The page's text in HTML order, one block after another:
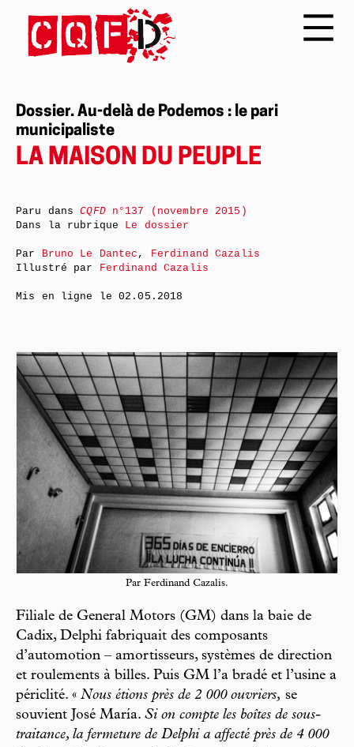
Dossier. Au-delà de Podemos : le pari
municipaliste
LA MAISON DU PEUPLE
Par Ferdinand Cazalis.
Filiale de General Motors (GM) dans la baie de
Cadix, Delphi fabriquait des composants
d’automotion – amortisseurs, systèmes de direction
et roulements à billes. Puis GM l’a bradé et l’usine a
périclité. « Nous étions près de 2 000 ouvriers, se
souvient José María. Si on compte les boîtes de sous-
traitance, la fermeture de Delphi a affecté près de 4 000
Paru dansCQFDn°137 (novembre 2015)
Dans la rubrique Le dossier
Par Bruno Le Dantec , Ferdinand Cazalis
Illustré par Ferdinand Cazalis
Mis en ligne le02.05.2018